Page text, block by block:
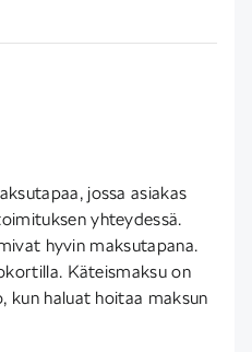
jossa asiakas
yhteydessä.
hyvin maksutapana.
Käteismaksu on
kun haluat hoitaa maksun